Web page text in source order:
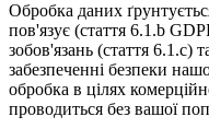
Обробка даних
пов'язує (стаття 6.1.b
зобов'язань (стаття 6.1.c)
забезпеченні безпеки
обробка в цілях
проводиться без вашої